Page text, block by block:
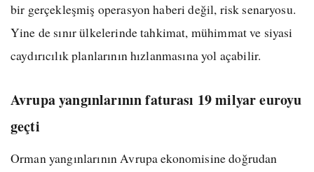
bir gerçekleşmiş operasyon haberi değil, risk senaryosu.
Yine de sınır ülkelerinde tahkimat, mühimmat ve siyasi
caydırıcılık planlarının hızlanmasına yol açabilir.
Avrupa yangınlarının faturası 19 milyar euroyu
geçti
Orman yangınlarının Avrupa ekonomisine doğrudan